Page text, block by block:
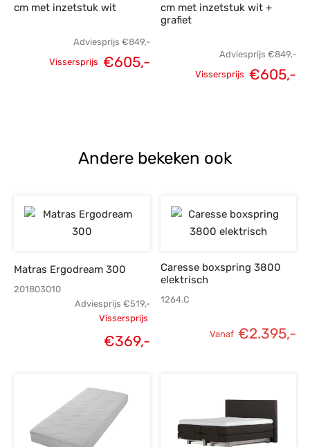
cm met inzetstuk wit
Adviesprijs €849,-
Vissersprijs €605,-
Huidige
cm met inzetstuk wit +
grafiet
Adviesprijs €849,-
Vissersprijs €605,-
Andere bekeken ook
Matras Ergodream 300
201803010
Adviesprijs €519,-
Oorspronkelijke
Vissersprijs
€369,-
Caresse boxspring 3800
elektrisch
1264.C
Vanaf €2.395,-